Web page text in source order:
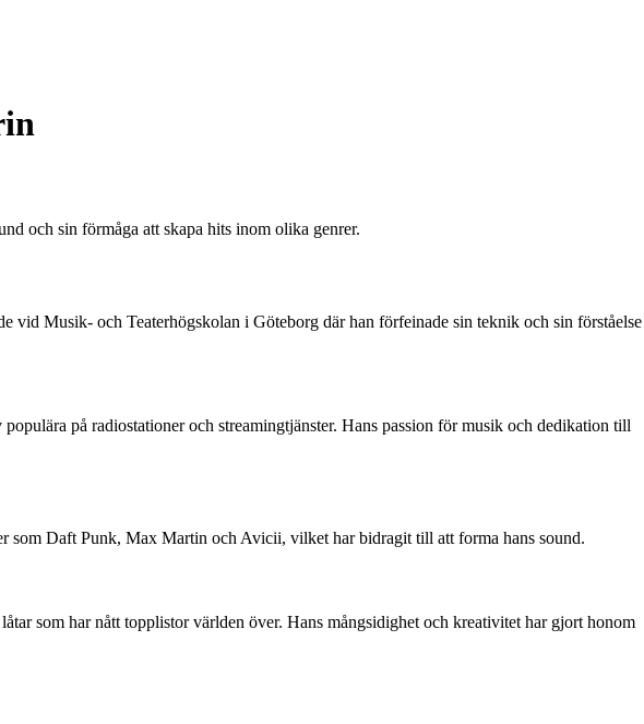
och sin förmåga att skapa hits inom olika genrer.
vid Musik- och Teaterhögskolan i Göteborg där han förfeinade sin teknik och sin förståelse
på radiostationer och streamingtjänster. Hans passion för musik och dedikation till
som Daft Punk, Max Martin och Avicii, vilket har bidragit till att forma hans sound.
som har nått topplistor världen över. Hans mångsidighet och kreativitet har gjort honom